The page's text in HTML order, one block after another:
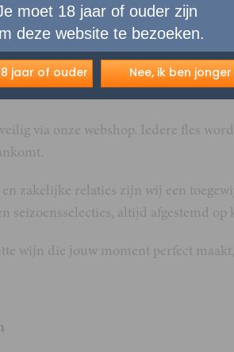
vruchtvlees vrijwel direct te
kunnen witte wijnen ook worden
roestvrijstaal, houten vaten of
ook vandaan komt.
via onze webshop. Iedere fles
zakelijke relaties zijn wij een
seizoensselecties, altijd afgestemd
wijn die jouw moment perfect
moet 18 jaar of ouder zijn
deze website te bezoeken.
jaar of ouder Nee, ik ben jonger